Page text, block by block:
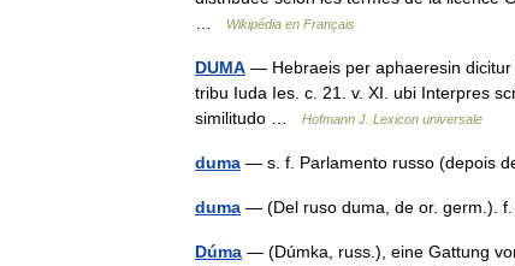
Wikipédia en Français
DUMA — Hebraeis per aphaeresin dicitur
tribu Iuda Ies. c. 21. v. XI. ubi Interpres
similitudo …
Hofmann J. Lexicon universale
duma — s. f. Parlamento russo (depois
duma — (Del ruso duma, de or. germ.).
Dúma — (Dúmka, russ.), eine Gattung